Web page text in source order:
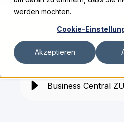
werden möchten.
Cookie-
Akzeptieren
VORHERIGE